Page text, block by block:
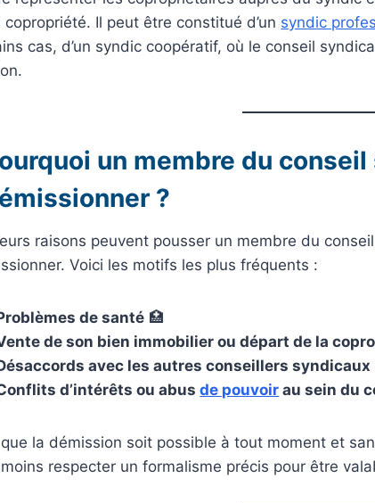
copropriété. Il peut être constitué d’un syndic
cas, d’un syndic coopératif, où le conseil
un membre du
?
raisons peuvent pousser un membre du
Voici les motifs les plus fréquents :
de santé 🏥
de son bien immobilier ou départ de la
avec les autres conseillers syndicaux
d’intérêts ou abusde pouvoir au sein du
la démission soit possible à tout moment et
respecter un formalisme précis pour être